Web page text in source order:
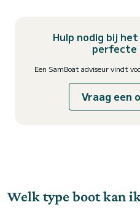
Hulp nodig bij
perfecte
Een SamBoat adviseur vindt
Vraag een
Welk type boot kan